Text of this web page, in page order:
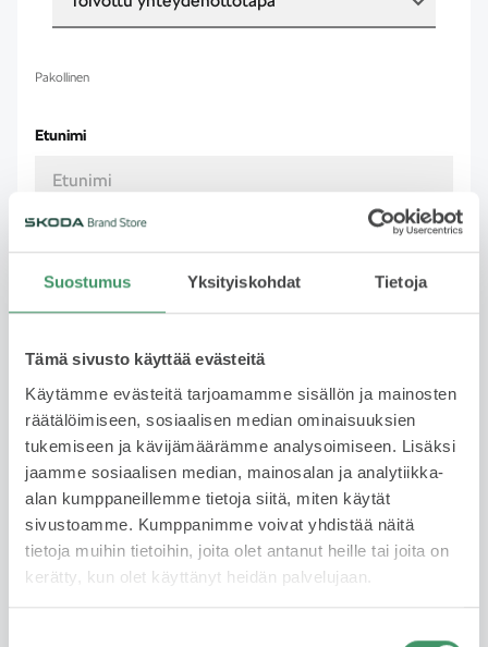
Suostumus Yksityiskohdat Tietoja
Tämä sivusto käyttää evästeitä
Käytämme evästeitä tarjoamamme sisällön ja mainosten
räätälöimiseen, sosiaalisen median ominaisuuksien
tukemiseen ja kävijämäärämme analysoimiseen. Lisäksi
jaamme sosiaalisen median, mainosalan ja analytiikka-
alan kumppaneillemme tietoja siitä, miten käytät
sivustoamme. Kumppanimme voivat yhdistää näitä
tietoja muihin tietoihin, joita olet antanut heille tai joita on
kerätty, kun olet käyttänyt heidän palvelujaan.
Pakollinen
Etunimi
Pakollinen
Sukunimi
Pakollinen
Puhelinnumero
Sähköposti